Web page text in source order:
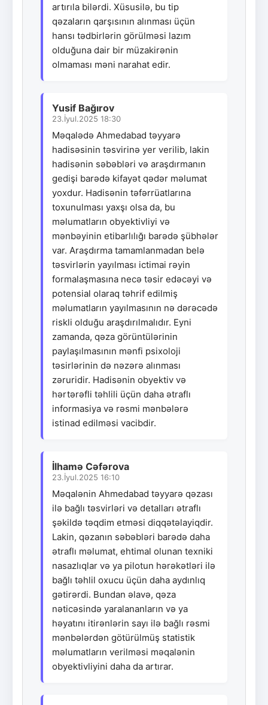
artırıla bilərdi. Xüsusilə, bu tip
qəzaların qarşısının alınması üçün
hansı tədbirlərin görülməsi lazım
olduğuna dair bir müzakirənin
olmaması məni narahat edir.
Yusif Bağırov
23.İyul.2025 18:30
Məqalədə Ahmedabad təyyarə
hadisəsinin təsvirinə yer verilib, lakin
hadisənin səbəbləri və araşdırmanın
gedişi barədə kifayət qədər məlumat
yoxdur. Hadisənin təfərrüatlarına
toxunulması yaxşı olsa da, bu
məlumatların obyektivliyi və
mənbəyinin etibarlılığı barədə şübhələr
var. Araşdırma tamamlanmadan belə
təsvirlərin yayılması ictimai rəyin
formalaşmasına necə təsir edəcəyi və
potensial olaraq təhrif edilmiş
məlumatların yayılmasının nə dərəcədə
riskli olduğu araşdırılmalıdır. Eyni
zamanda, qəza görüntülərinin
paylaşılmasının mənfi psixoloji
təsirlərinin də nəzərə alınması
zəruridir. Hadisənin obyektiv və
hərtərəfli təhlili üçün daha ətraflı
informasiya və rəsmi mənbələrə
istinad edilməsi vacibdir.
İlhamə Cəfərova
23.İyul.2025 16:10
Məqalənin Ahmedabad təyyarə qəzası
ilə bağlı təsvirləri və detalları ətraflı
şəkildə təqdim etməsi diqqətəlayiqdir.
Lakin, qəzanın səbəbləri barədə daha
ətraflı məlumat, ehtimal olunan texniki
nasazlıqlar və ya pilotun hərəkətləri ilə
bağlı təhlil oxucu üçün daha aydınlıq
gətirərdi. Bundan əlavə, qəza
nəticəsində yaralananların və ya
həyatını itirənlərin sayı ilə bağlı rəsmi
mənbələrdən götürülmüş statistik
məlumatların verilməsi məqalənin
obyektivliyini daha da artırar.